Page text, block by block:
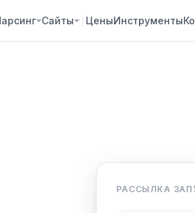
Сайты ЦеныИнструменты
РАССЫЛКА